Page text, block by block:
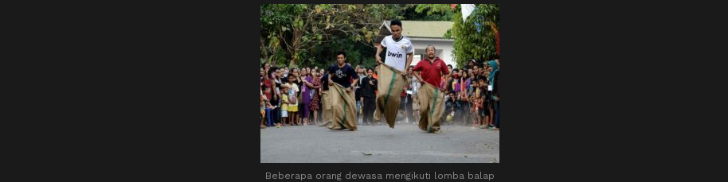
Beberapa orang dewasa mengikuti lomba balap